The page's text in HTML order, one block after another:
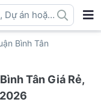
Dự án hoặc
Bình Tân
Tân Giá Rẻ,